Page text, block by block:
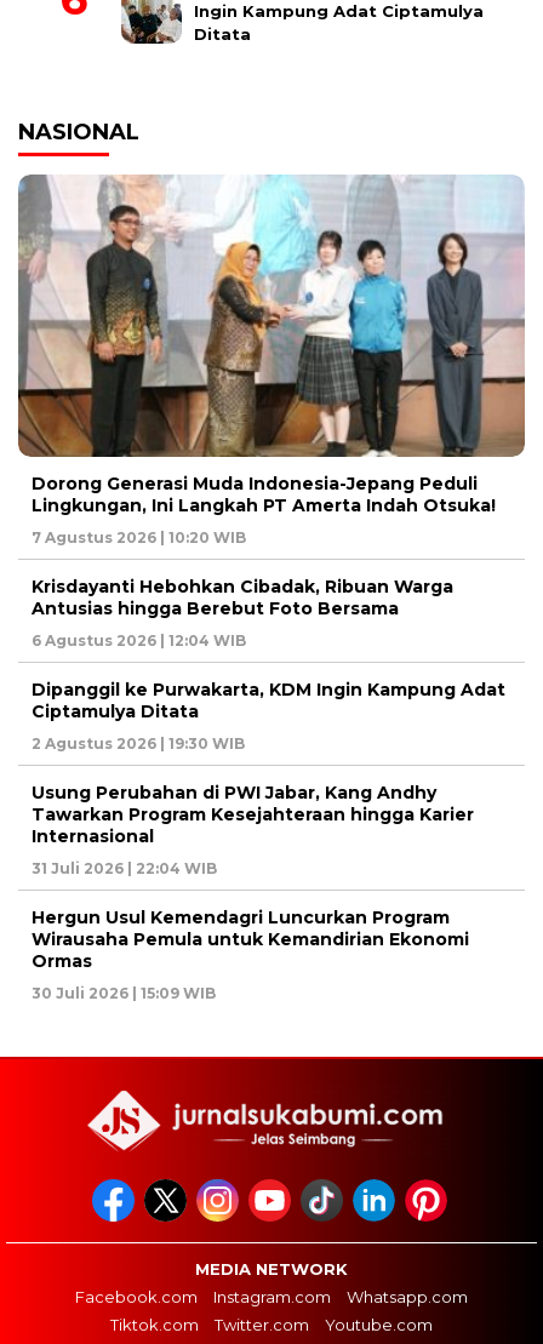
Ingin Kampung Adat Ciptamulya
Ditata
NASIONAL
Dorong Generasi Muda Indonesia-Jepang Peduli
Lingkungan, Ini Langkah PT Amerta Indah Otsuka!
7 Agustus 2026 | 10:20 WIB
Krisdayanti Hebohkan Cibadak, Ribuan Warga
Antusias hingga Berebut Foto Bersama
6 Agustus 2026 | 12:04 WIB
Dipanggil ke Purwakarta, KDM Ingin Kampung Adat
Ciptamulya Ditata
2 Agustus 2026 | 19:30 WIB
Usung Perubahan di PWI Jabar, Kang Andhy
Tawarkan Program Kesejahteraan hingga Karier
Internasional
31 Juli 2026 | 22:04 WIB
Hergun Usul Kemendagri Luncurkan Program
Wirausaha Pemula untuk Kemandirian Ekonomi
Ormas
30 Juli 2026 | 15:09 WIB
MEDIA NETWORK
Facebook.com
Instagram.com
Whatsapp.com
Tiktok.com
Twitter.com Youtube.com